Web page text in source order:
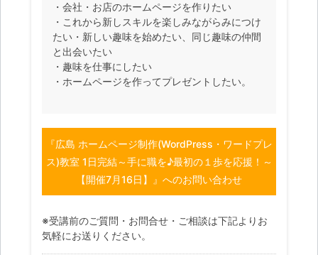
・会社・お店のホームページを作りたい
・これから新しスキルを楽しみながらみにつけ
たい・新しい趣味を始めたい、同じ趣味の仲間
と出会いたい
・趣味を仕事にしたい
・ホームページを作ってプレゼントしたい。
『広島 ホームページ制作(WordPress・ワードプレ
ス)教室 1日完結～手に職を♪最初の１歩を応援！～
【開催7月16日】』へのお問い合わせ
※受講前のご質問・お問合せ・ご相談は下記よりお
気軽にお送りください。